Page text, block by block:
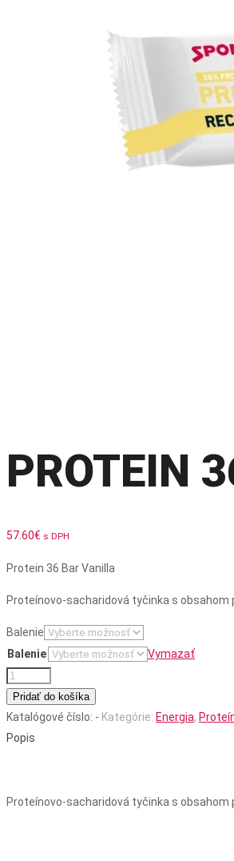
PROTEIN
57.60€ s DPH
Protein 36 Bar Vanilla
Proteínovo-sacharidová tyčinka s obsahom
Balenie
Balenie
Vymazať
množstvo
PROTEIN
36
BAR
Pridať do košíka
Katalógové číslo: - Kategórie: Energia,
Popis
Proteínovo-sacharidová tyčinka s obsahom